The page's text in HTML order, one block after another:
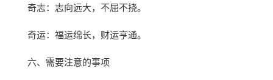
奇志：志向远大，不屈不挠。
奇运：福运绵长，财运亨通。
六、需要注意的事项